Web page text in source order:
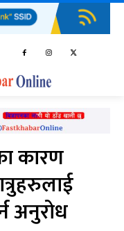
कारण
अनुरोध